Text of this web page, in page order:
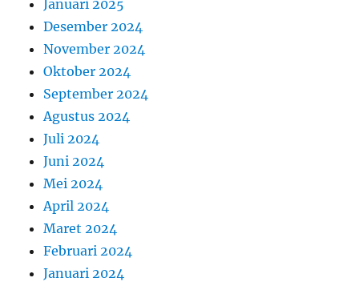
Januari 2025
Desember 2024
November 2024
Oktober 2024
September 2024
Agustus 2024
Juli 2024
Juni 2024
Mei 2024
April 2024
Maret 2024
Februari 2024
Januari 2024